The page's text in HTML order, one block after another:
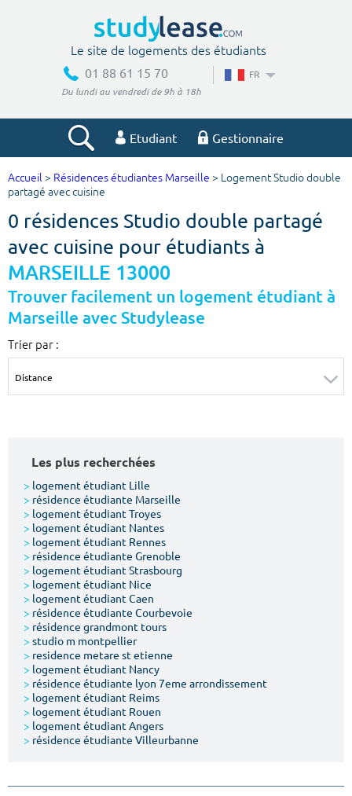
Le site de logements des étudiants
01 88 61 15 70
Du lundi au vendredi de 9h à 18h
FR
Etudiant Gestionnaire
Votre recherche
Ville, école
Budget min
€
Budget max
m² m²
Votre date d'entrée
Chercher
Accueil > Résidences étudiantes Marseille > Logement Studio double
partagé avec cuisine
0 résidences Studio double partagé
avec cuisine pour étudiants à
MARSEILLE 13000
Trouver facilement un logement étudiant à
Marseille avec Studylease
Trier par :
Les plus recherchées
> logement étudiant Lille
> résidence étudiante Marseille
> logement étudiant Troyes
> logement étudiant Nantes
> logement étudiant Rennes
> résidence étudiante Grenoble
> logement étudiant Strasbourg
> logement étudiant Nice
> logement étudiant Caen
> résidence étudiante Courbevoie
> résidence grandmont tours
> studio m montpellier
> residence metare st etienne
> logement étudiant Nancy
> résidence étudiante lyon 7eme arrondissement
> logement étudiant Reims
> logement étudiant Rouen
> logement étudiant Angers
> résidence étudiante Villeurbanne